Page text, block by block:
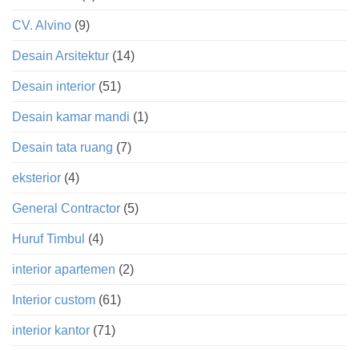
CV. Alvino (9)
Desain Arsitektur (14)
Desain interior (51)
Desain kamar mandi (1)
Desain tata ruang (7)
eksterior (4)
General Contractor (5)
Huruf Timbul (4)
interior apartemen (2)
Interior custom (61)
interior kantor (71)